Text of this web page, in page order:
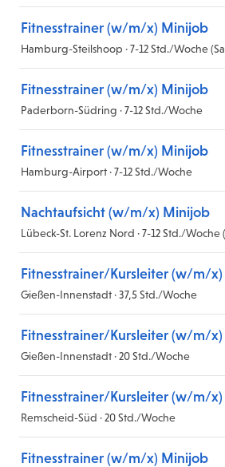
Fitnesstrainer (w/m/x) Minijob
Hamburg-Steilshoop · 7-12 Std./Woche
Fitnesstrainer (w/m/x) Minijob
Paderborn-Südring · 7-12 Std./Woche
Fitnesstrainer (w/m/x) Minijob
Hamburg-Airport · 7-12 Std./Woche
Nachtaufsicht (w/m/x) Minijob
Lübeck-St. Lorenz Nord · 7-12 Std./Woche
Fitnesstrainer/Kursleiter (w/m/x)
Gießen-Innenstadt · 37,5 Std./Woche
Fitnesstrainer/Kursleiter (w/m/x)
Gießen-Innenstadt · 20 Std./Woche
Fitnesstrainer/Kursleiter (w/m/x)
Remscheid-Süd · 20 Std./Woche
Fitnesstrainer (w/m/x) Minijob